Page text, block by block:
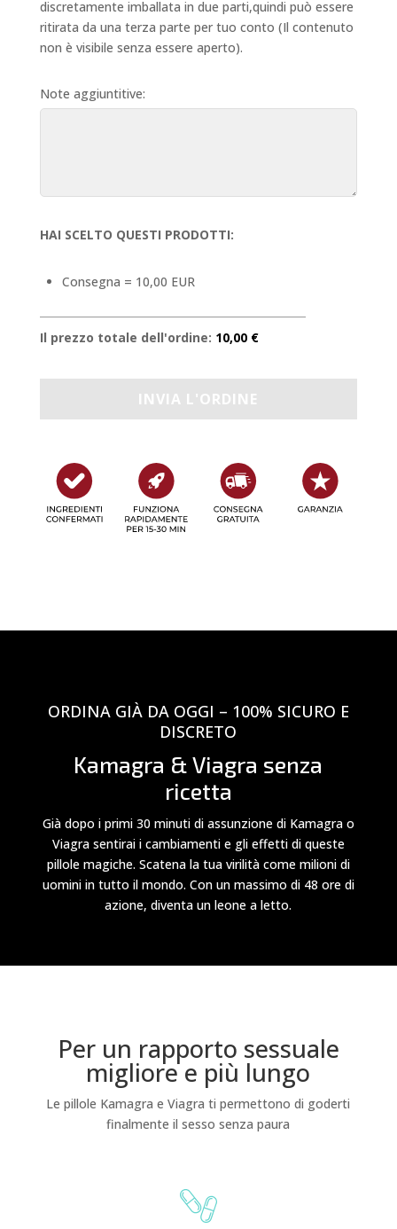
discretamente imballata in due parti,quindi può essere
ritirata da una terza parte per tuo conto (Il contenuto
non è visibile senza essere aperto).
Note aggiuntitive:
HAI SCELTO QUESTI PRODOTTI:
Consegna = 10,00 EUR
Il prezzo totale dell'ordine: 10,00 €
ORDINA GIÀ DA OGGI – 100% SICURO E
DISCRETO
Kamagra & Viagra senza
ricetta
Già dopo i primi 30 minuti di assunzione di Kamagra o
Viagra sentirai i cambiamenti e gli effetti di queste
pillole magiche. Scatena la tua virilità come milioni di
uomini in tutto il mondo. Con un massimo di 48 ore di
azione, diventa un leone a letto.
Per un rapporto sessuale
migliore e più lungo
Le pillole Kamagra e Viagra ti permettono di goderti
finalmente il sesso senza paura